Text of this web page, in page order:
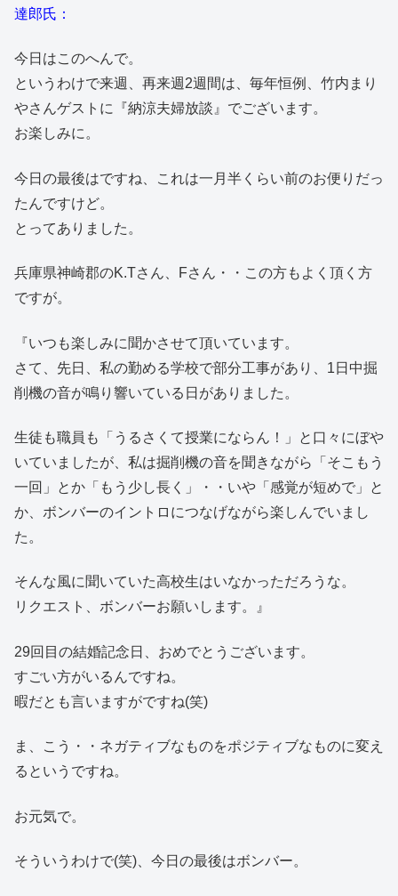
達郎氏：
今日はこのへんで。
というわけで来週、再来週2週間は、毎年恒例、竹内まり
やさんゲストに『納涼夫婦放談』でございます。
お楽しみに。
今日の最後はですね、これは一月半くらい前のお便りだっ
たんですけど。
とってありました。
兵庫県神崎郡のK.Tさん、Fさん・・この方もよく頂く方
ですが。
『いつも楽しみに聞かさせて頂いています。
さて、先日、私の勤める学校で部分工事があり、1日中掘
削機の音が鳴り響いている日がありました。
生徒も職員も「うるさくて授業にならん！」と口々にぼや
いていましたが、私は掘削機の音を聞きながら「そこもう
一回」とか「もう少し長く」・・いや「感覚が短めで」と
か、ボンバーのイントロにつなげながら楽しんでいまし
た。
そんな風に聞いていた高校生はいなかっただろうな。
リクエスト、ボンバーお願いします。』
29回目の結婚記念日、おめでとうございます。
すごい方がいるんですね。
暇だとも言いますがですね(笑)
ま、こう・・ネガティブなものをポジティブなものに変え
るというですね。
お元気で。
そういうわけで(笑)、今日の最後はボンバー。